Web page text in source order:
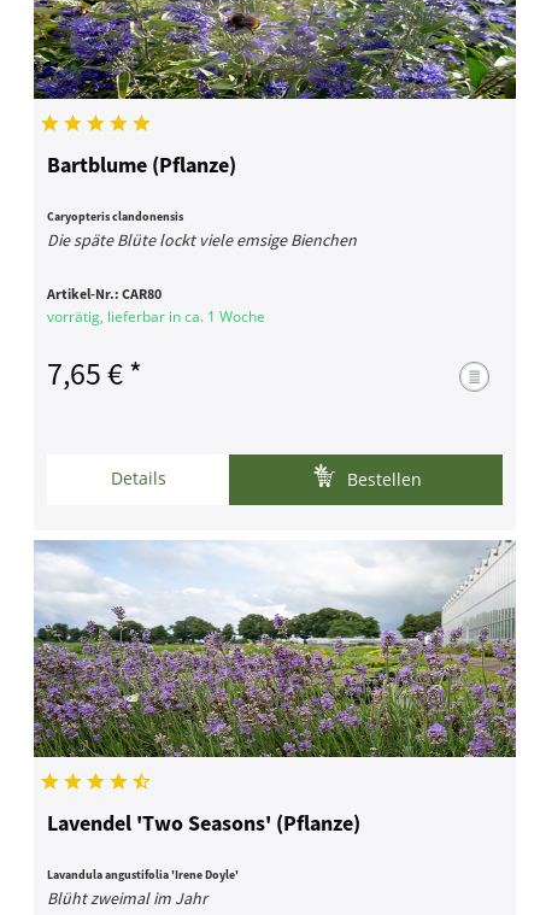
Bartblume (Pflanze)
Caryopteris clandonensis
Die späte Blüte lockt viele emsige Bienchen
Artikel-Nr.:CAR80
vorrätig, lieferbar in ca. 1 Woche
7,65 € *
Details Bestellen
Lavendel 'Two Seasons' (Pflanze)
Lavandula angustifolia 'Irene Doyle'
Blüht zweimal im Jahr